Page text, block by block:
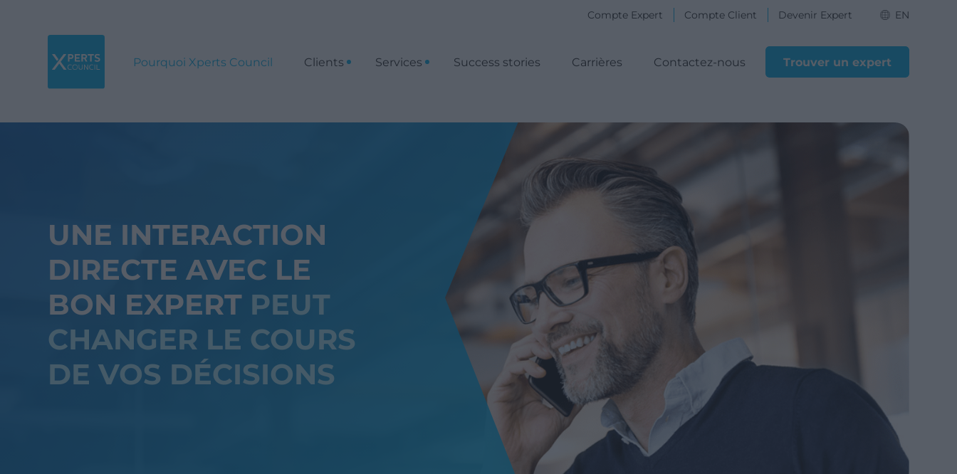
EN
Trouver un expert
Pourquoi Xperts Council Clients Services Success stories Carrières Contactez-nous
Compte Expert Compte Client Devenir Expert
UNE INTERACTION
DIRECTE AVEC LE
BON EXPERT PEUT
CHANGER LE COURS
DE VOS DÉCISIONS